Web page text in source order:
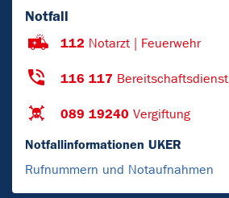
Notfall
112 Notarzt | Feuerwehr
116 117 Bereitschaftsdienst
089 19240 Vergiftung
Notfallinformationen UKER
Rufnummern und Notaufnahmen